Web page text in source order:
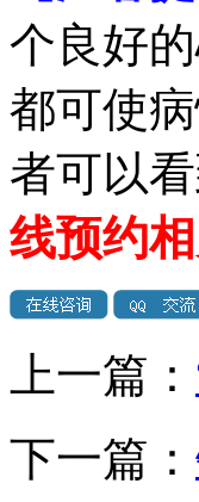
个良好
都可使
者可以
线预约
上一篇：
下一篇：